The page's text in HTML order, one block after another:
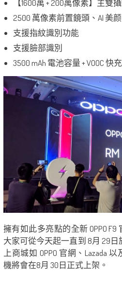
【1600萬 + 200萬像素】主雙
2500 萬像素前置鏡頭、AI 美颜
支援指紋識別功能
支援臉部識別
3500 mAh 電池容量 + VOOC 快充
擁有如此多亮點的全新 OPPO F9
大家可從今天起一直到 8月 29日
上商城如 OPPO 官網、Lazada
機將會在8月 30日正式上架。